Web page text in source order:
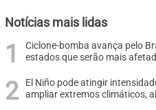
Notícias mais lidas
Ciclone-bomba avança pelo
estados que serão mais
El Niño pode atingir
ampliar extremos climáticos,